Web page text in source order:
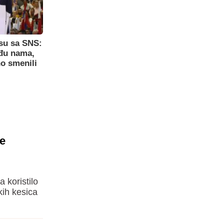
sa SNS:
nama,
smenili
koristilo
kesica